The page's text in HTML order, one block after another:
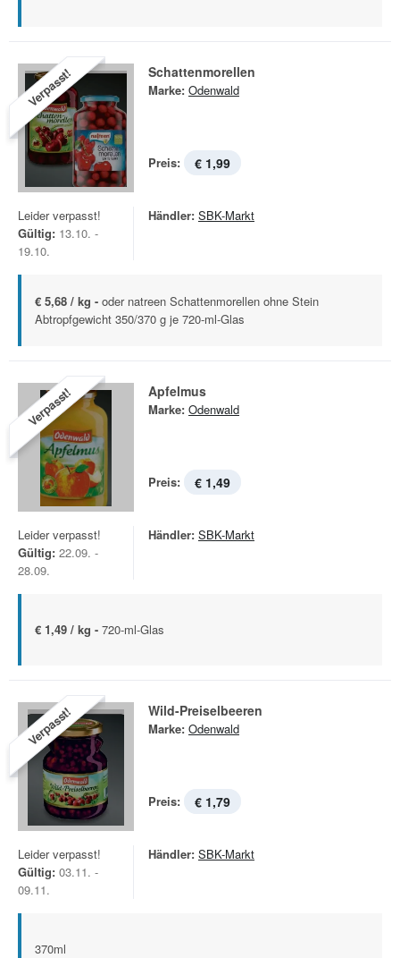
Verpasst! Schattenmorellen
Marke: Odenwald
Preis: € 1,99
Leider verpasst!
Gültig: 13.10. -
19.10.
Händler: SBK-Markt
€ 5,68 / kg - oder natreen Schattenmorellen ohne Stein
Abtropfgewicht 350/370 g je 720-ml-Glas
Verpasst! Apfelmus
Marke: Odenwald
Preis: € 1,49
Leider verpasst!
Gültig: 22.09. -
28.09.
Händler: SBK-Markt
€ 1,49 / kg - 720-ml-Glas
Verpasst! Wild-Preiselbeeren
Marke: Odenwald
Preis: € 1,79
Leider verpasst!
Gültig: 03.11. -
09.11.
Händler: SBK-Markt
370ml